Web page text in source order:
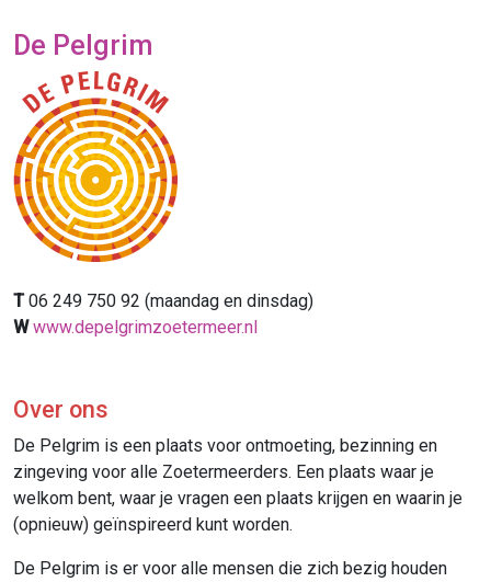
De Pelgrim
T06 249 750 92 (maandag en dinsdag)
W www.depelgrimzoetermeer.nl
Over ons
De Pelgrim is een plaats voor ontmoeting, bezinning en
zingeving voor alle Zoetermeerders. Een plaats waar je
welkom bent, waar je vragen een plaats krijgen en waarin je
(opnieuw) geïnspireerd kunt worden.
De Pelgrim is er voor alle mensen die zich bezig houden